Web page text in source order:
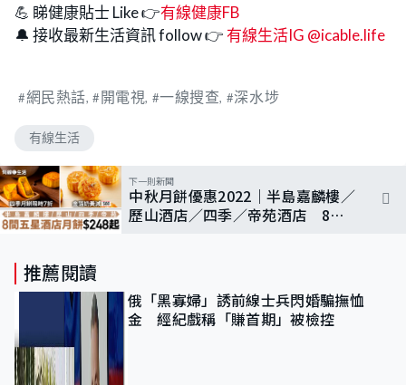
💪 睇健康貼士 Like 👉有線健康FB
🔔 接收最新生活資訊 follow 👉 有線生活IG @icable.life
網民熱話 開電視 一線搜查 深水埗
有線生活
下一則新聞
中秋月餅優惠2022｜半島嘉麟樓／
歷山酒店／四季／帝苑酒店 8大
推薦閱讀
俄「黑寡婦」誘前線士兵閃婚騙撫恤
金 經紀戲稱「賺首期」被檢控